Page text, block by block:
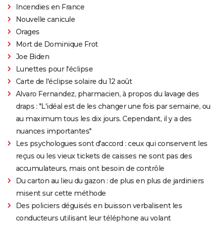
Incendies en France
Nouvelle canicule
Orages
Mort de Dominique Frot
Joe Biden
Lunettes pour l'éclipse
Carte de l'éclipse solaire du 12 août
Alvaro Fernandez, pharmacien, à propos du lavage des
draps : "L'idéal est de les changer une fois par semaine, ou
au maximum tous les dix jours. Cependant, il y a des
nuances importantes"
Les psychologues sont d'accord : ceux qui conservent les
reçus ou les vieux tickets de caisses ne sont pas des
accumulateurs, mais ont besoin de contrôle
Du carton au lieu du gazon : de plus en plus de jardiniers
misent sur cette méthode
Des policiers déguisés en buisson verbalisent les
conducteurs utilisant leur téléphone au volant